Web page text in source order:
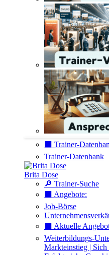
⬛️ Trainer-
Trainer-Datenbank
Brita Dose
🔎 Trainer-Suche
⬛️ Angebote:
Job-Börse
⬛️ Aktuelle
Weiterbildungs-
Markteinstieg |